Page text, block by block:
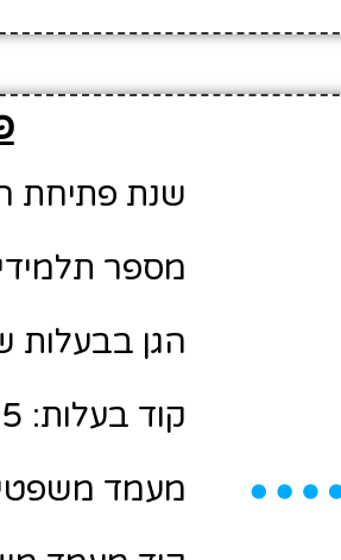
שנת פתיחת הגן:
מספר תלמידים
הגן בבעלות
קוד בעלות: 10469005
מעמד